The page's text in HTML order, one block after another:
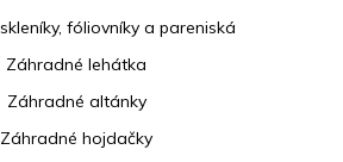
fóliovníky a pareniská
Záhradné lehátka
Záhradné altánky
Záhradné hojdačky